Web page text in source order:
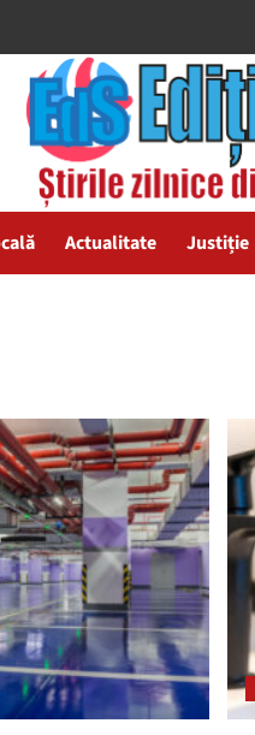
Actualitate Justiție